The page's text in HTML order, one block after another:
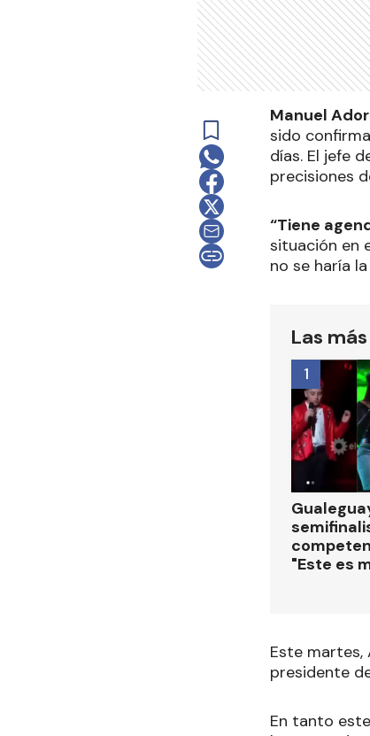
Manuel
sido
días. El jefe
precisiones
“Tiene
situación en
no se haría
Las
"Este es
1
Este martes,
presidente
En tanto